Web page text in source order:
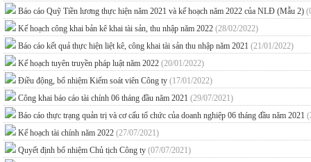
Báo cáo Quỹ Tiền lương thực hiện năm 2021 và kế hoạch năm 2022 của NLĐ (Mẫu 2)
Kế hoạch công khai bản kê khai tài sản, thu nhập năm 2022 (28/02/2022)
Báo cáo kết quả thực hiện liệt kê, công khai tài sản thu nhập năm 2021 (21/01/2022)
Kế hoạch tuyên truyền pháp luật năm 2022 (20/01/2022)
Điều động, bổ nhiệm Kiểm soát viên Công ty (17/01/2022)
Công khai báo cáo tài chính 06 tháng đầu năm 2021 (29/07/2021)
Báo cáo thực trạng quản trị và cơ cấu tổ chức của doanh nghiệp 06 tháng đầu năm 2021
Kế hoạch tài chính năm 2022 (27/07/2021)
Quyết định bổ nhiệm Chủ tịch Công ty (07/07/2021)